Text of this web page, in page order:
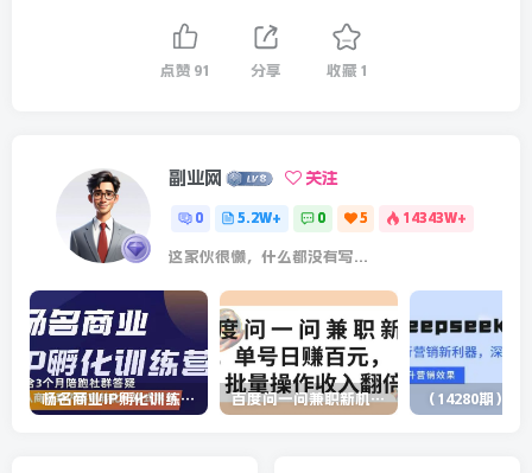
点赞 91 分享 收藏 1
副业网 关注
0 5.2W+ 0 5 14343W+
这家伙很懒，什么都没有写...
杨名商业IP孵化训练营，从商业到内容到转化一站式学 价值5980元 百度问一问兼职新机遇，单号日赚百元，批量操作收入翻倍